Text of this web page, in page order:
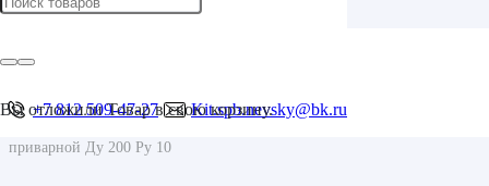
+7 812 509-47-27 Kit.spb.nevsky@bk.ru
Вы отложилиТоварв свою корзину.
Главная
/
приварной Ду 200 Ру 10